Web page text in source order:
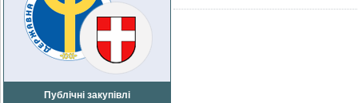
Публічні закупівлі